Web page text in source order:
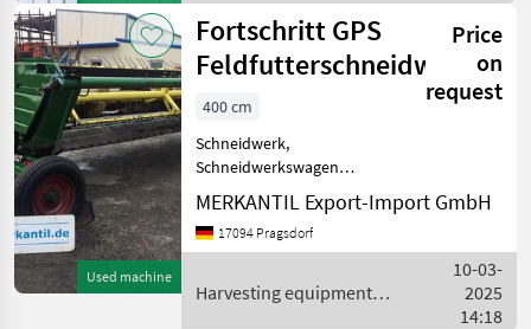
Krone
Geringhoff
New Holland
Show
all 30
MARKETPLACE
Dealer
Classifieds
Used machine
Fortschritt GPS
Feldfutterschneidwerk
Price
on
request
400 cm
Schneidwerk,
Schneidwerkswagen
________
Feldfutterschneidwerk,
Unischnitt, Transportwagen
fields Crop headers
MERKANTIL Export-Import GmbH
17094 Pragsdorf
Harvesting equipment
10-03-
2025
14:18